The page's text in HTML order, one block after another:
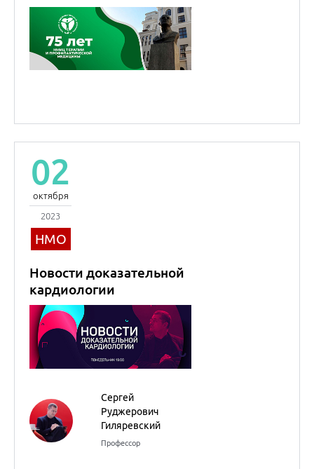
02
октября
2023
НМО
Новости доказательной
кардиологии
Сергей
Руджерович
Гиляревский
Профессор